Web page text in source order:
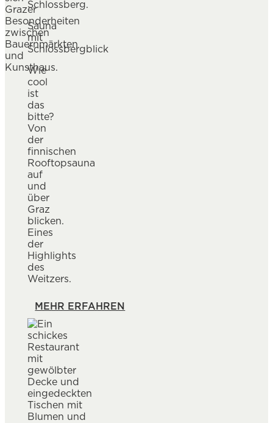
Grazer
Besonderheiten
zwischen
Bauernmärkten
und
Kunsthaus.
Sauna
mit
Schlossbergblick
Wie
cool
ist
das
bitte?
Von
der
finnischen
Rooftopsauna
auf
und
über
Graz
blicken.
Eines
der
Highlights
des
Weitzers.
MEHR ERFAHREN